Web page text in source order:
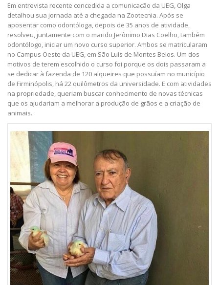
Em entrevista recente concedida a comunicação da UEG, Olga
detalhou sua jornada até a chegada na Zootecnia. Após se
aposentar como odontóloga, depois de 35 anos de atividade,
resolveu, juntamente com o marido Jerônimo Dias Coelho, também
odontólogo, iniciar um novo curso superior. Ambos se matricularam
no Campus Oeste da UEG, em São Luís de Montes Belos. Um dos
motivos de terem escolhido o curso foi porque os dois passaram a
se dedicar à fazenda de 120 alqueires que possuíam no município
de Firminópolis, há 22 quilômetros da universidade. E com atividades
na propriedade, queriam buscar conhecimento de novas técnicas
que os ajudariam a melhorar a produção de grãos e a criação de
animais.